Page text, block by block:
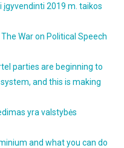
įgyvendinti 2019 m. taikos
War on Political Speech
parties are beginning to
and this is making
yra valstybės
and what you can do